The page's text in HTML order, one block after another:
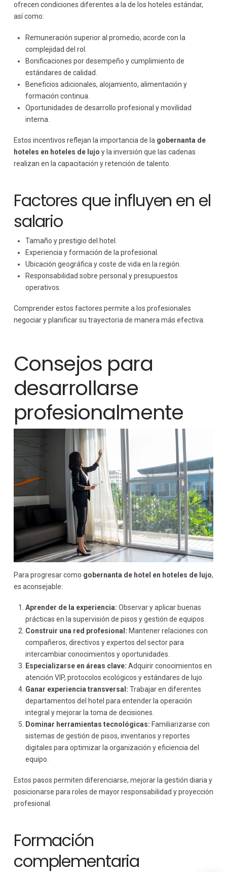
ofrecen condiciones diferentes a la de los hoteles estándar,
así como:
Remuneración superior al promedio, acorde con la
complejidad del rol.
Bonificaciones por desempeño y cumplimiento de
estándares de calidad.
Beneficios adicionales, alojamiento, alimentación y
formación continua.
Oportunidades de desarrollo profesional y movilidad
interna.
Estos incentivos reflejan la importancia de la gobernanta de
hoteles en hoteles de lujo y la inversión que las cadenas
realizan en la capacitación y retención de talento.
Factores que influyen en el
salario
Tamaño y prestigio del hotel.
Experiencia y formación de la profesional.
Ubicación geográfica y coste de vida en la región.
Responsabilidad sobre personal y presupuestos
operativos.
Comprender estos factores permite a los profesionales
negociar y planificar su trayectoria de manera más efectiva.
Consejos para
desarrollarse
profesionalmente
Para progresar como gobernanta de hotel en hoteles de lujo,
es aconsejable:
Aprender de la experiencia: Observar y aplicar buenas
prácticas en la supervisión de pisos y gestión de equipos.
Construir una red profesional: Mantener relaciones con
compañeros, directivos y expertos del sector para
intercambiar conocimientos y oportunidades.
Especializarse en áreas clave: Adquirir conocimientos en
atención VIP, protocolos ecológicos y estándares de lujo.
Ganar experiencia transversal: Trabajar en diferentes
departamentos del hotel para entender la operación
integral y mejorar la toma de decisiones.
Dominar herramientas tecnológicas: Familiarizarse con
sistemas de gestión de pisos, inventarios y reportes
digitales para optimizar la organización y eficiencia del
equipo.
Estos pasos permiten diferenciarse, mejorar la gestión diaria y
posicionarse para roles de mayor responsabilidad y proyección
profesional.
Formación
complementaria